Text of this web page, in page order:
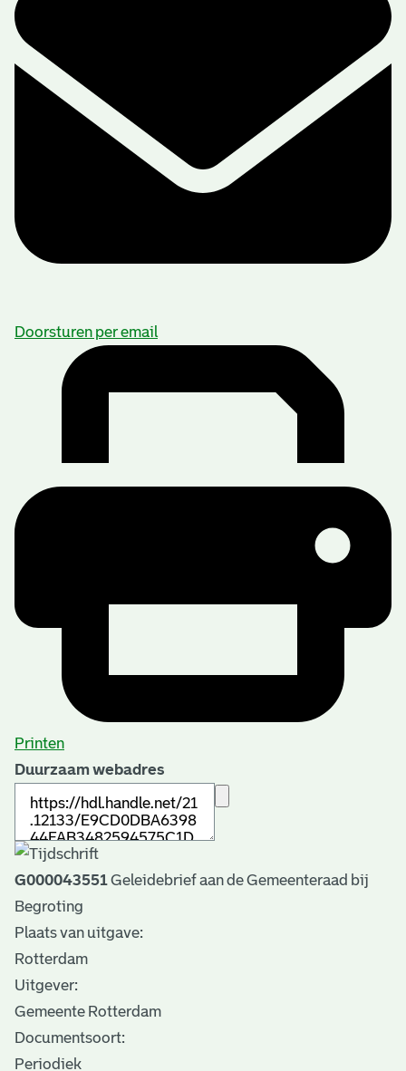
Doorsturen per email
Printen
Duurzaam webadres
G000043551Geleidebrief aan de Gemeenteraad bij
Begroting
Plaats van uitgave:
Rotterdam
Uitgever:
Gemeente Rotterdam
Documentsoort:
Periodiek